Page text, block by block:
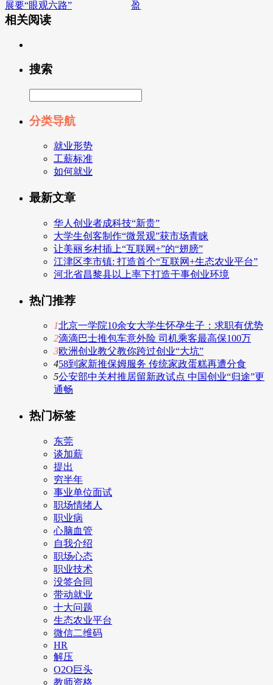
展要“眼观六路”
盈
相关阅读
搜索
分类导航
就业形势
工薪标准
如何就业
最新文章
华人创业者成科技“新贵”
大学生创客制作“微景观”获市场青睐
让美丽乡村插上“互联网+”的“翅膀”
江津区李市镇: 打造首个“互联网+生态农业平台”
河北省昌黎县以上率下打造干事创业环境
热门推荐
1北京一学院10余女大学生怀孕生子：求职有优势
2滴滴巴士推包车意外险 司机乘客最高保100万
3欧洲创业教父教你跨过创业“大坑”
458到家新推保姆服务 传统家政蛋糕再遭分食
5公安部中关村推居留新政试点 中国创业“归途”更
通畅
热门标签
东莞
谈加薪
提出
穷半年
事业单位面试
职场情绪人
职业病
心脑血管
自我介绍
职场心态
职业技术
没签合同
带动就业
十大问题
生态农业平台
微信二维码
HR
解压
O2O巨头
教师资格